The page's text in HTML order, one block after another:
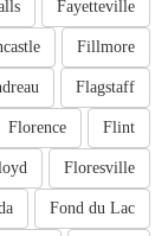
Fayetteville
Fillmore
Flagstaff
Flint
Florence
Floresville
Fond du Lac